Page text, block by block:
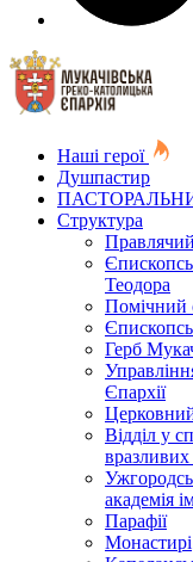
Наші герої
Душпастир
Структура
Теодора
Помічний
Герб
Єпархії
Відділ у
вразливих
академія
Парафії
Монастирі